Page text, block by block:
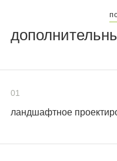
01
ландшафтное